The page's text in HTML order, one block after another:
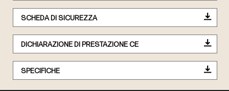
SCHEDA DI SICUREZZA
DICHIARAZIONE DI PRESTAZIONE CE
SPECIFICHE